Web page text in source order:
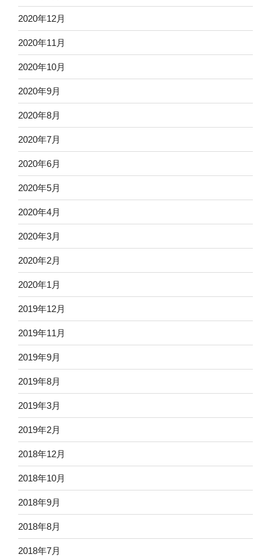
2020年12月
2020年11月
2020年10月
2020年9月
2020年8月
2020年7月
2020年6月
2020年5月
2020年4月
2020年3月
2020年2月
2020年1月
2019年12月
2019年11月
2019年9月
2019年8月
2019年3月
2019年2月
2018年12月
2018年10月
2018年9月
2018年8月
2018年7月